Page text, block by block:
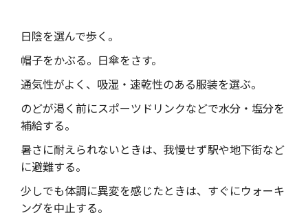
日陰を選んで歩く。
帽子をかぶる。日傘をさす。
通気性がよく、吸湿・速乾性のある服装を選ぶ。
のどが渇く前にスポーツドリンクなどで水分・塩分を
補給する。
暑さに耐えられないときは、我慢せず駅や地下街など
に避難する。
少しでも体調に異変を感じたときは、すぐにウォーキ
ングを中止する。